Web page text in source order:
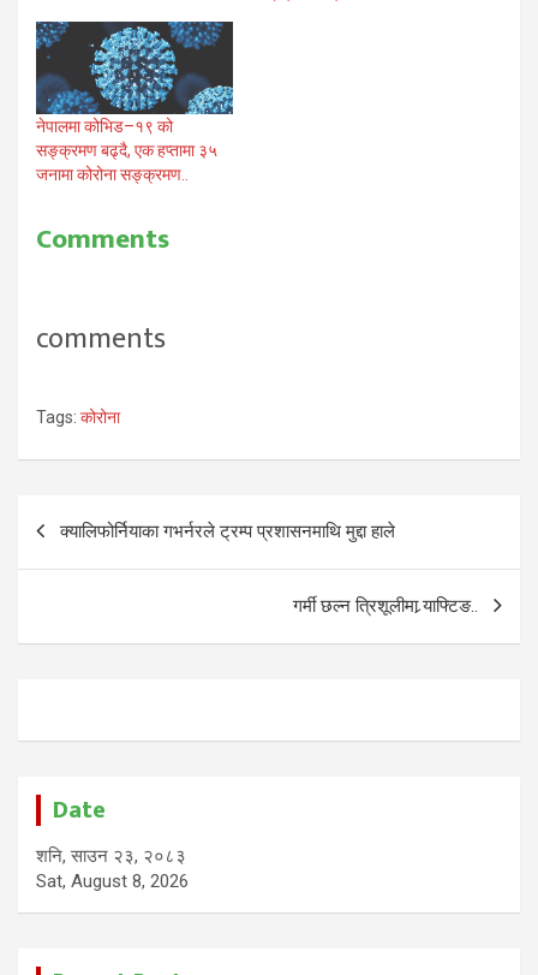
नेपालमा कोभिड–१९ को
सङ्क्रमण बढ्दै, एक हप्तामा ३५
जनामा कोरोना सङ्क्रमण..
Comments
comments
Tags: कोरोना
Post
navigation
क्यालिफोर्नियाका गभर्नरले ट्रम्प प्रशासनमाथि मुद्दा हाले
गर्मी छल्न त्रिशूलीमा र्‍याफ्टिङ..
Date
शनि, साउन २३, २०८३
Sat, August 8, 2026